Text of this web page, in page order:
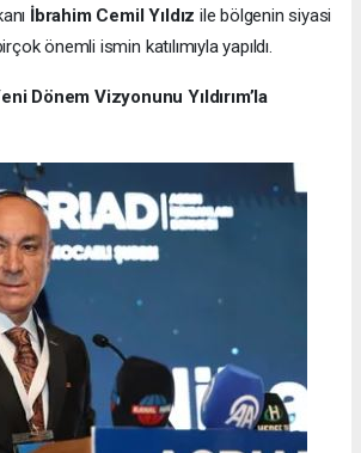
İbrahim Cemil Yıldız ile bölgenin siyasi
önemli ismin katılımıyla yapıldı.
Dönem Vizyonunu Yıldırım’la